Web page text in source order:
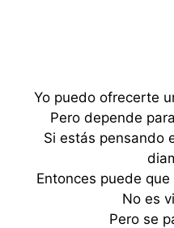
Yo puedo ofrecerte
Pero depende
Si estás pensando
Entonces puede
No es
Pero se